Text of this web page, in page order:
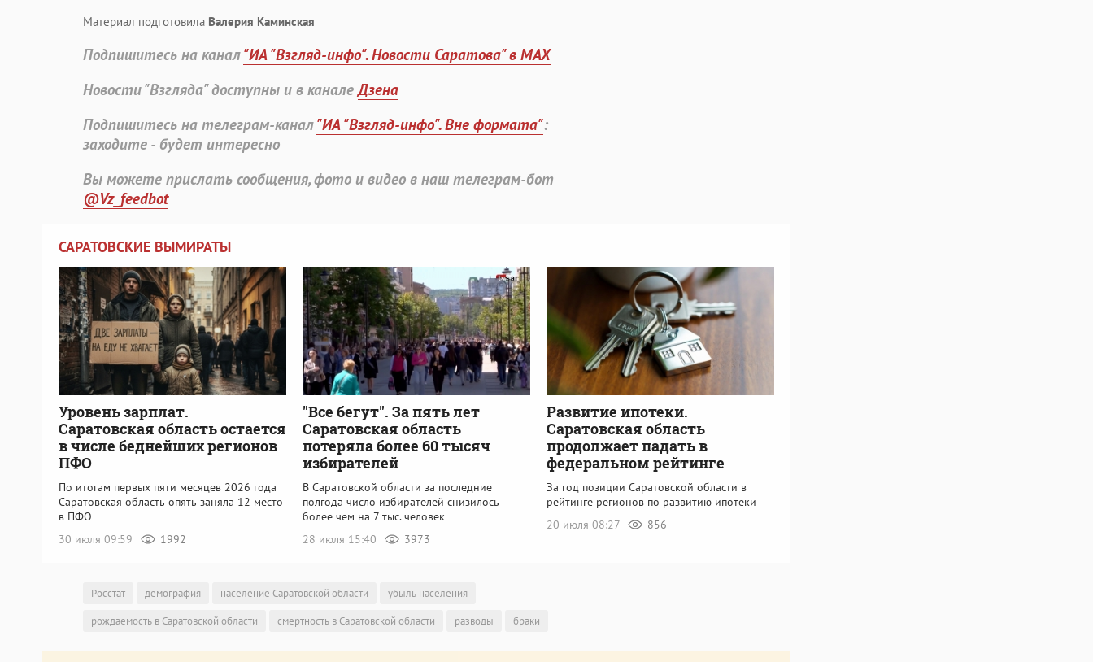
Материал подготовила Валерия Каминская
Подпишитесь на канал"ИА "Взгляд-инфо". Новости Саратова" в MAX
Новости "Взгляда" доступны и в каналеДзена
Подпишитесь на телеграм-канал"ИА "Взгляд-инфо". Вне формата":
заходите - будет интересно
Вы можете прислать сообщения, фото и видео в наш телеграм-бот
@Vz_feedbot
САРАТОВСКИЕ ВЫМИРАТЫ
Уровень зарплат.
Саратовская область остается
в числе беднейших регионов
ПФО
По итогам первых пяти месяцев 2026 года
Саратовская область опять заняла 12 место
в ПФО
30 июля 09:59
1992
"Все бегут". За пять лет
Саратовская область
потеряла более 60 тысяч
избирателей
В Саратовской области за последние
полгода число избирателей снизилось
более чем на 7 тыс. человек
28 июля 15:40
3973
Развитие ипотеки.
Саратовская область
продолжает падать в
федеральном рейтинге
За год позиции Саратовской области в
рейтинге регионов по развитию ипотеки
20 июля 08:27
856
Росстат демография население Саратовской области
убыль населения
рождаемость в Саратовской области
смертность в Саратовской области разводы браки